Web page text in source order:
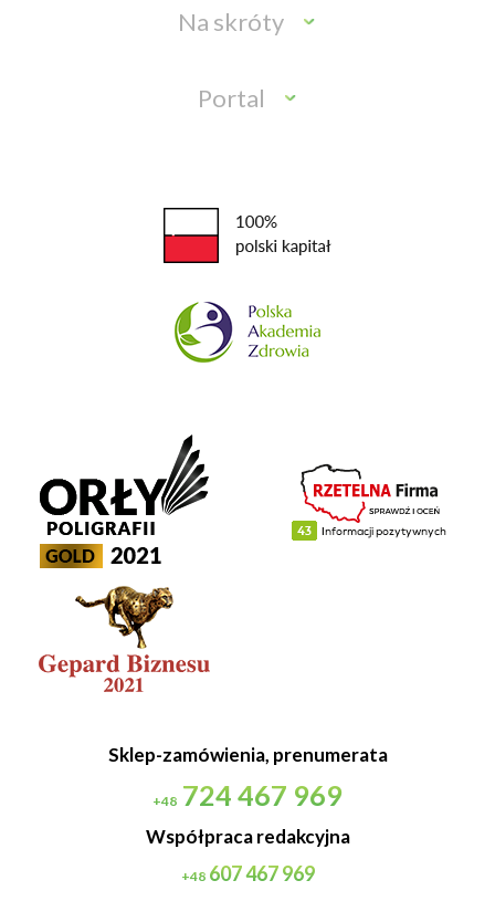
Na skróty
Portal
Sklep-zamówienia, prenumerata
+48 724 467 969
Współpraca redakcyjna
+48607 467 969